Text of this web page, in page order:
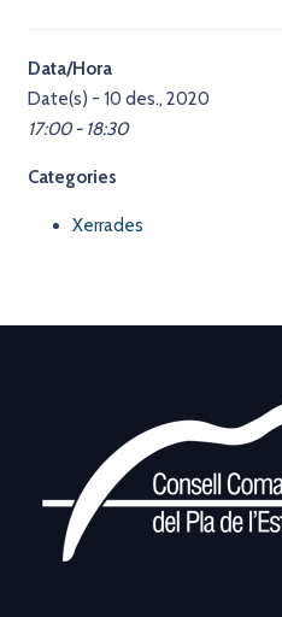
Data/Hora
Date(s) - 10 des., 2020
17:00 - 18:30
Categories
Xerrades